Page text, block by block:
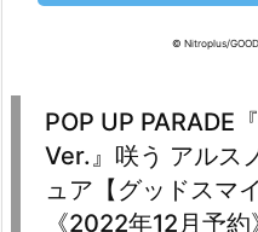
© Nitroplus/GOOD
POP UP PARADE
Ver.』咲う アルス
ュア【グッドスマ
《2022年12月予約